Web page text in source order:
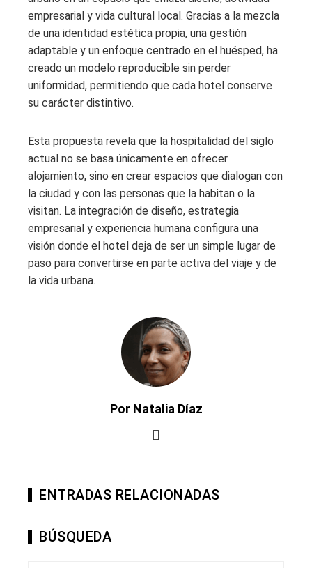
empresarial y vida cultural local. Gracias a la mezcla
de una identidad estética propia, una gestión
adaptable y un enfoque centrado en el huésped, ha
creado un modelo reproducible sin perder
uniformidad, permitiendo que cada hotel conserve
su carácter distintivo.
Esta propuesta revela que la hospitalidad del siglo
actual no se basa únicamente en ofrecer
alojamiento, sino en crear espacios que dialogan con
la ciudad y con las personas que la habitan o la
visitan. La integración de diseño, estrategia
empresarial y experiencia humana configura una
visión donde el hotel deja de ser un simple lugar de
paso para convertirse en parte activa del viaje y de
la vida urbana.
Por Natalia Díaz
ENTRADAS RELACIONADAS
BÚSQUEDA